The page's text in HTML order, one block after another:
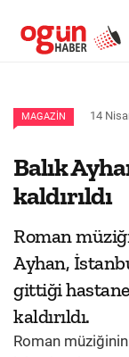
MAGAZIN 14
Balık
kaldırıldı
Roman
Ayhan,
gittiği
kaldırıldı.
Roman